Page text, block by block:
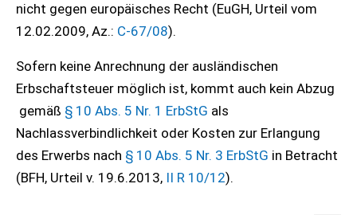
nicht gegen europäisches Recht (EuGH, Urteil vom
12.02.2009, Az.: C-67/08).
Sofern keine Anrechnung der ausländischen
Erbschaftsteuer möglich ist, kommt auch kein Abzug
gemäß § 10 Abs. 5 Nr. 1 ErbStG als
Nachlassverbindlichkeit oder Kosten zur Erlangung
des Erwerbs nach § 10 Abs. 5 Nr. 3 ErbStG in Betracht
(BFH, Urteil v. 19.6.2013, II R 10/12).